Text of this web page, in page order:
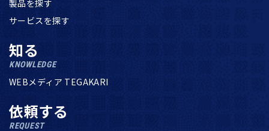
製品を探す
サービスを探す
知る
KNOWLEDGE
WEBメディア TEGAKARI
依頼する
REQUEST